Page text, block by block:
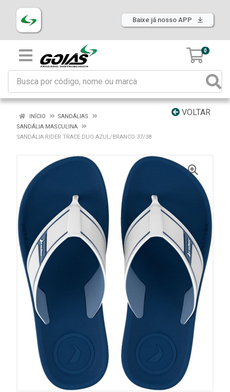
Baixe já nosso APP
0
VOLTAR
INÍCIO
SANDÁLIAS
SANDÁLIA MASCULINA
SANDÁLIA RIDER TRACE DUO AZUL/BRANCO 37/38